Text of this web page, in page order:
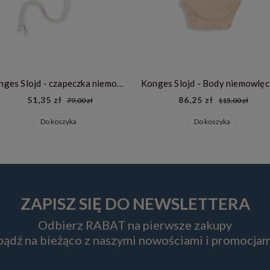
Konges Slojd - czapeczka niemowlęca Minnie - AMOUR ROUGE
51,35 zł 79,00 zł
Do koszyka
86,25 zł 115,00 zł
Do koszyka
ZAPISZ SIĘ DO NEWSLETTERA
Odbierz RABAT na pierwsze zakupy
na bieżąco z naszymi nowościami i